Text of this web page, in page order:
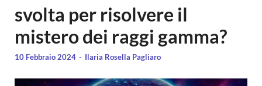
svolta per risolvere il
mistero dei raggi gamma?
10 Febbraio 2024 - Ilaria Rosella Pagliaro